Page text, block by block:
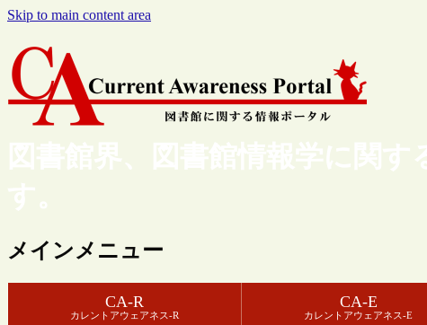
Skip to main content area
図書館界、図書館情報学に関
す。
メインメニュー
CA-R
カレントアウェアネス-R
CA-E
カレントアウェアネス-E